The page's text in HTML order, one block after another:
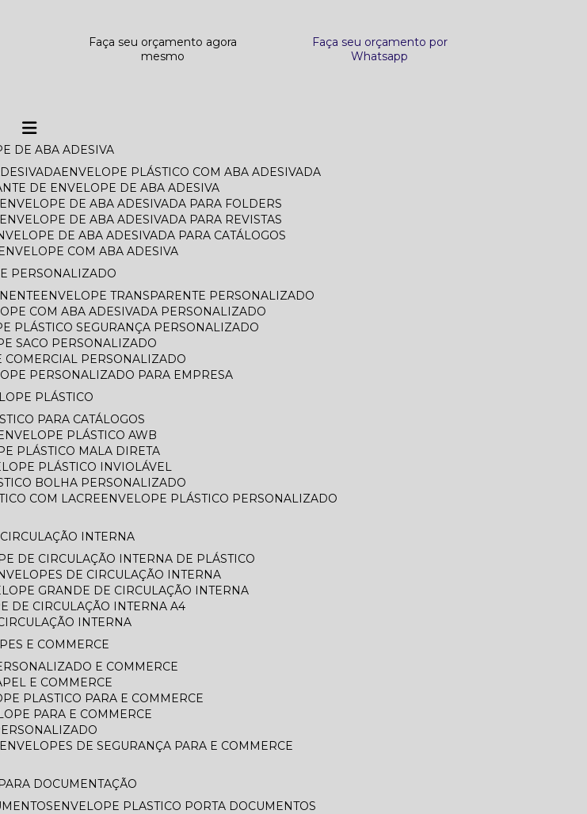
Faça seu orçamento agora
mesmo
Faça seu orçamento por
Whatsapp
DE ABA ADESIVA
ENVELOPE PLÁSTICO COM ABA ADESIVADA
DE ENVELOPE DE ABA ADESIVA
ENVELOPE DE ABA ADESIVADA PARA FOLDERS
ENVELOPE DE ABA ADESIVADA PARA REVISTAS
DE ABA ADESIVADA PARA CATÁLOGOS
ENVELOPE COM ABA ADESIVA
PERSONALIZADO
ENVELOPE TRANSPARENTE PERSONALIZADO
COM ABA ADESIVADA PERSONALIZADO
PLÁSTICO SEGURANÇA PERSONALIZADO
SACO PERSONALIZADO
COMERCIAL PERSONALIZADO
PERSONALIZADO PARA EMPRESA
PLÁSTICO
PARA CATÁLOGOS
ENVELOPE PLÁSTICO AWB
PLÁSTICO MALA DIRETA
PLÁSTICO INVIOLÁVEL
BOLHA PERSONALIZADO
COM LACRE
ENVELOPE PLÁSTICO PERSONALIZADO
CIRCULAÇÃO INTERNA
DE CIRCULAÇÃO INTERNA DE PLÁSTICO
DE CIRCULAÇÃO INTERNA
GRANDE DE CIRCULAÇÃO INTERNA
DE CIRCULAÇÃO INTERNA A4
INTERNA
E COMMERCE
E COMMERCE
E COMMERCE
PLASTICO PARA E COMMERCE
PARA E COMMERCE
ENVELOPES DE SEGURANÇA PARA E COMMERCE
DOCUMENTAÇÃO
ENVELOPE PLASTICO PORTA DOCUMENTOS